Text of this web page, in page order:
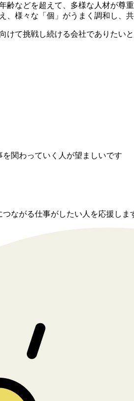
などを超えて、多様な人材が尊
様々な「個」がうまく調和し、
て挑戦し続ける会社でありたいと
関わっていく人が望ましいです
ながる仕事がしたい人を応援しま